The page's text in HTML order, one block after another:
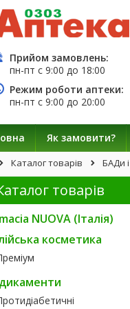
Прийом замовлень:
пн-пт с9:00 до 18:00
Режим роботи аптеки:
пн-пт с9:00 до 20:00
Як замовити?
Каталог товарів БАДи
товарів
NUOVA (Італія)
косметика